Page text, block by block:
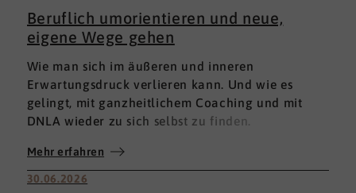
Beruflich umorientieren und neue,
eigene Wege gehen
Wie man sich im äußeren und inneren
Erwartungsdruck verlieren kann. Und wie es
gelingt, mit ganzheitlichem Coaching und mit
DNLA wieder zu sich selbst zu finden.
Mehr erfahren
30.06.2026